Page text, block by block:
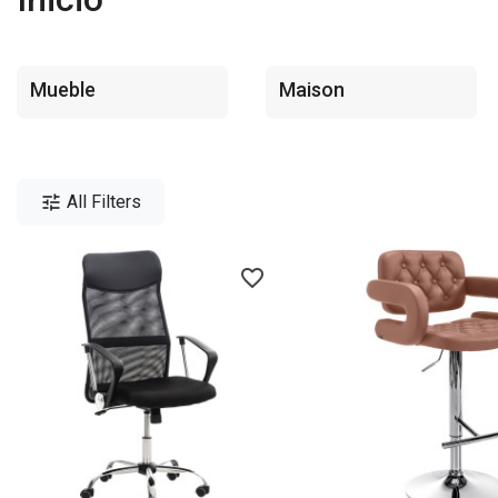
Mueble Maison
 All Filters
favorite_border